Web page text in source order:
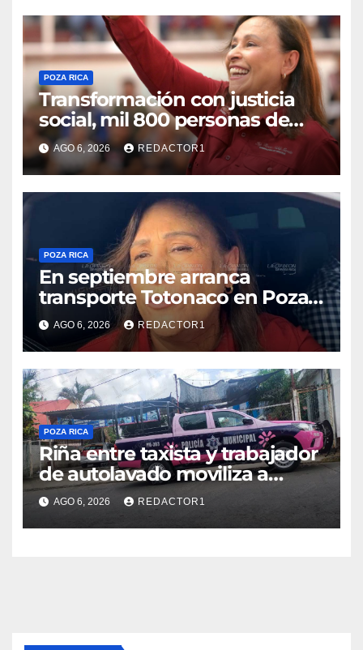
POZA RICA
Transformación con justicia
social, mil 800 personas de
siete municipios reciben
Apoyo a la Palabra: Rocío
Nahle
AGO 6, 2026 REDACTOR1
POZA RICA
En septiembre arranca
transporte Totonaco en Poza
Rica
AGO 6, 2026 REDACTOR1
POZA RICA
Riña entre taxista y trabajador
de autolavado moviliza a
policías en Poza Rica
AGO 6, 2026 REDACTOR1